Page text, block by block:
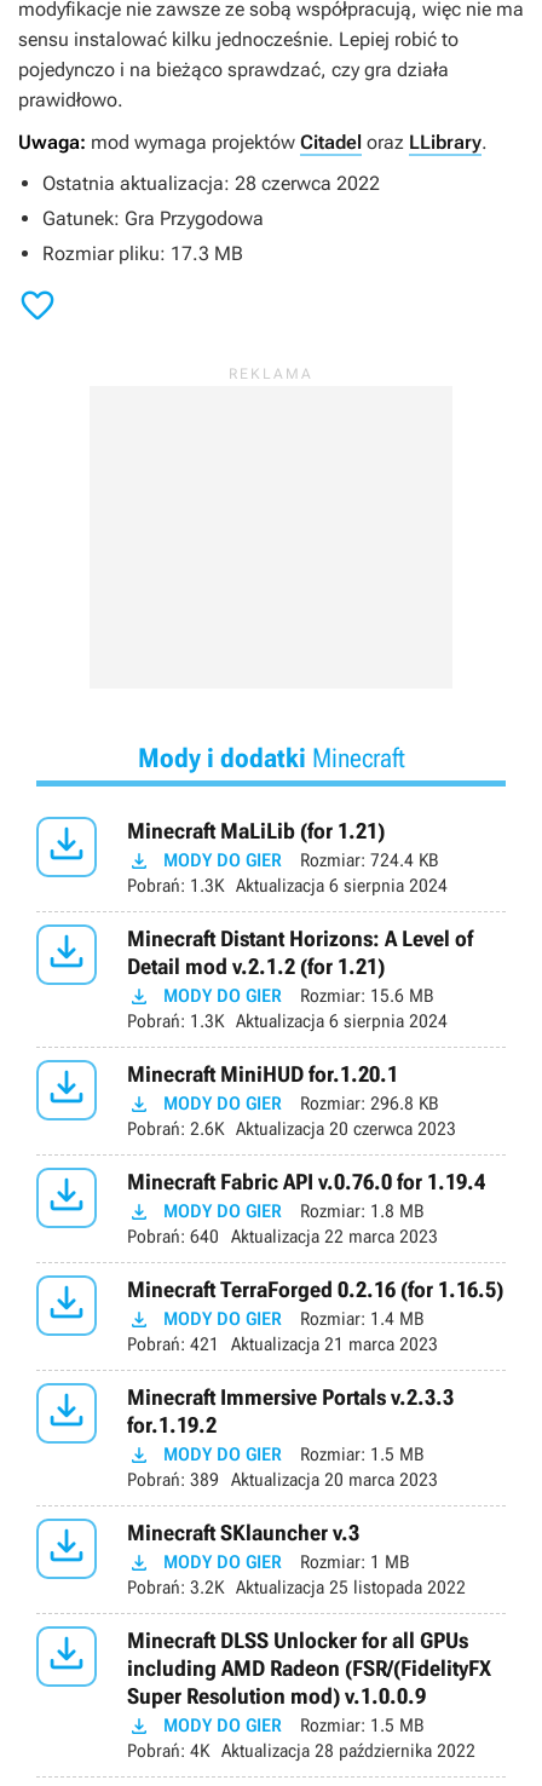
modyfikacje nie zawsze ze sobą współpracują, więc nie ma
sensu instalować kilku jednocześnie. Lepiej robić to
pojedynczo i na bieżąco sprawdzać, czy gra działa
prawidłowo.
Uwaga: mod wymaga projektów Citadel oraz LLibrary.
Ostatnia aktualizacja: 28 czerwca 2022
Gatunek: Gra Przygodowa
Rozmiar pliku: 17.3 MB

Mody i dodatki Minecraft
 Minecraft MaLiLib (for 1.21)
 MODY DO GIER Rozmiar: 724.4 KB
Pobrań: 1.3K Aktualizacja 6 sierpnia 2024

Minecraft Distant Horizons: A Level of
Detail mod v.2.1.2 (for 1.21)
 MODY DO GIER Rozmiar: 15.6 MB
Pobrań: 1.3K Aktualizacja 6 sierpnia 2024
 Minecraft MiniHUD for.1.20.1
 MODY DO GIER Rozmiar: 296.8 KB
Pobrań: 2.6K Aktualizacja 20 czerwca 2023
 Minecraft Fabric API v.0.76.0 for 1.19.4
 MODY DO GIER Rozmiar: 1.8 MB
Pobrań: 640 Aktualizacja 22 marca 2023
 Minecraft TerraForged 0.2.16 (for 1.16.5)
 MODY DO GIER Rozmiar: 1.4 MB
Pobrań: 421 Aktualizacja 21 marca 2023

Minecraft Immersive Portals v.2.3.3
for.1.19.2
 MODY DO GIER Rozmiar: 1.5 MB
Pobrań: 389 Aktualizacja 20 marca 2023
 Minecraft SKlauncher v.3
 MODY DO GIER Rozmiar: 1 MB
Pobrań: 3.2K Aktualizacja 25 listopada 2022

Minecraft DLSS Unlocker for all GPUs
including AMD Radeon (FSR/(FidelityFX
Super Resolution mod) v.1.0.0.9
 MODY DO GIER Rozmiar: 1.5 MB
Pobrań: 4K Aktualizacja 28 października 2022